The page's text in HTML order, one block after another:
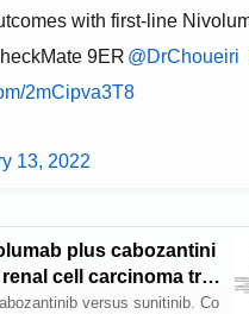
with first-line
9ER @DrChoueiri
2mCipva3T8
13, 2022
plus cabozantini
cell carcinoma trea
phase 3 trial
versus sunitinib. Co